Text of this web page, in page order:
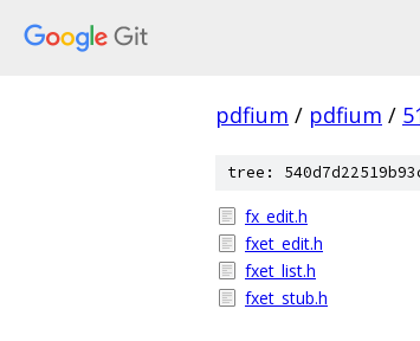
pdfium / pdfium /
tree:
fx_edit.h
fxet_edit.h
fxet_list.h
fxet_stub.h